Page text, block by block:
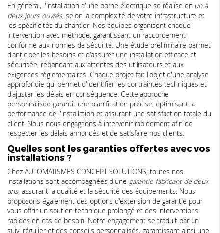
En général, l'installation d'une borne électrique se réalise en un à
deux jours ouvrés, selon la complexité de votre infrastructure et
les spécificités du chantier. Nos équipes organisent chaque
intervention avec méthode, garantissant un raccordement
conforme aux normes de sécurité. Une étude préliminaire permet
d'anticiper les besoins et d'assurer une installation efficace et
sécurisée, répondant aux attentes des utilisateurs et aux
exigences réglementaires. Chaque projet fait l'objet d'une analyse
approfondie qui permet d'identifier les contraintes techniques et
d'ajuster les délais en conséquence. Cette approche
personnalisée garantit une planification précise, optimisant la
performance de l'installation et assurant une satisfaction totale du
client. Nous nous engageons à intervenir rapidement afin de
respecter les délais annoncés et de satisfaire nos clients.
Quelles sont les garanties offertes avec vos
installations ?
Chez AUTOMATISMES CONCEPT SOLUTIONS, toutes nos
installations sont accompagnées d'une garantie fabricant de deux
ans, assurant la qualité et la sécurité des équipements. Nous
proposons également des options d'extension de garantie pour
vous offrir un soutien technique prolongé et des interventions
rapides en cas de besoin. Notre engagement se traduit par un
suivi régulier et des conseils personnalisés, garantissant ainsi une